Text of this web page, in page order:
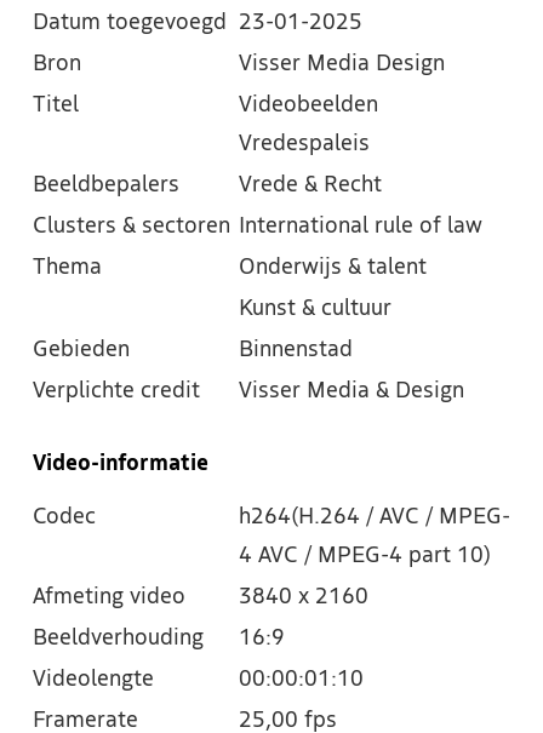
Datum toegevoegd
23-01-2025
Bron
Visser Media Design
Titel
Videobeelden
Vredespaleis
Beeldbepalers
Vrede & Recht
Clusters & sectoren
International rule of law
Thema
Onderwijs & talent
Kunst & cultuur
Gebieden
Binnenstad
Verplichte credit
Visser Media & Design
Video-informatie
Codec
h264(H.264 / AVC / MPEG-
4 AVC / MPEG-4 part 10)
Afmeting video
3840 x 2160
Beeldverhouding
16:9
Videolengte
00:00:01:10
Framerate
25,00 fps